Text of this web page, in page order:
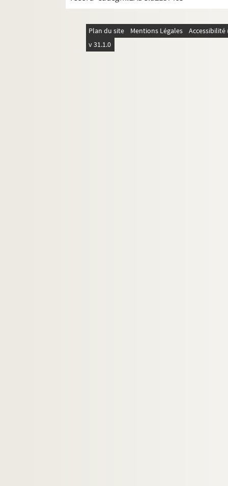
Plan du site Mentions Légales
v 31.1.0